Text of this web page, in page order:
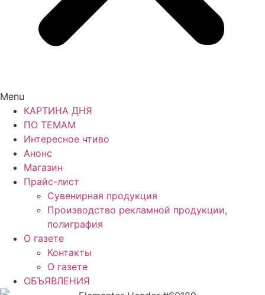
Menu
КАРТИНА ДНЯ
ПО ТЕМАМ
Интересное чтиво
Анонс
Магазин
Прайс-лист
Сувенирная продукция
Производство рекламной продукции,
полиграфия
О газете
Контакты
О газете
ОБЪЯВЛЕНИЯ